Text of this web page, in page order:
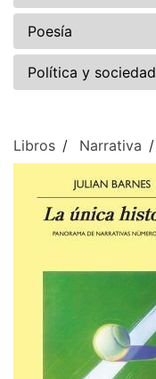
Poesía
Política y sociedad
Libros Narrativa